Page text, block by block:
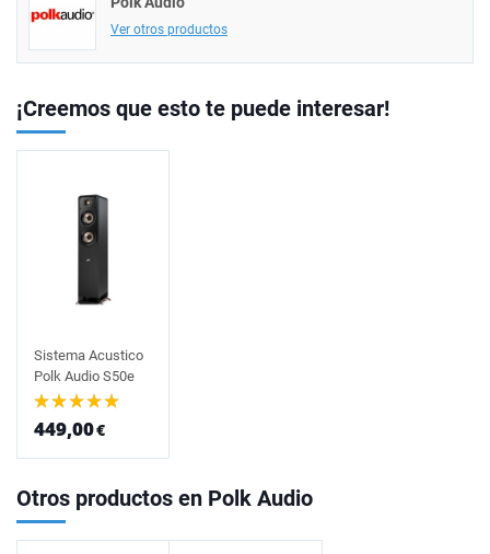
Ver otros productos
¡Creemos que esto te puede interesar!
Sistema Acustico
Polk Audio S50e
449,00€
Otros productos en Polk Audio